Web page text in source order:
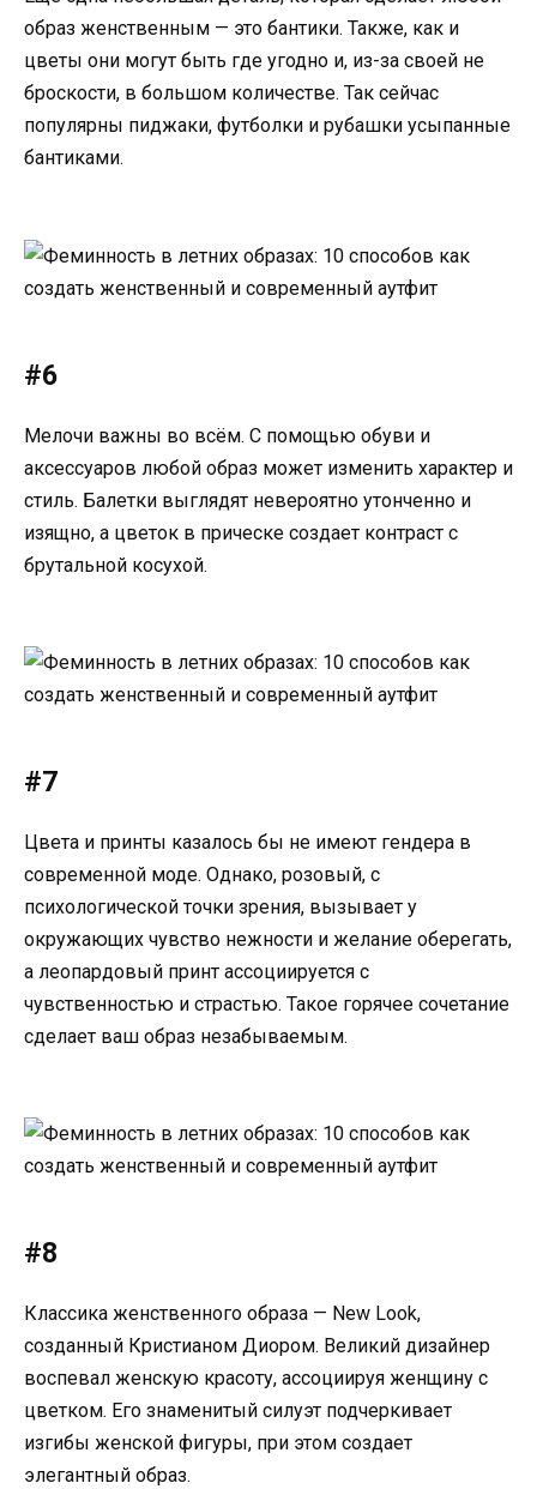
образ женственным — это бантики. Также, как и
цветы они могут быть где угодно и, из-за своей не
броскости, в большом количестве. Так сейчас
популярны пиджаки, футболки и рубашки усыпанные
бантиками.
#6
Мелочи важны во всём. С помощью обуви и
аксессуаров любой образ может изменить характер и
стиль. Балетки выглядят невероятно утонченно и
изящно, а цветок в прическе создает контраст с
брутальной косухой.
#7
Цвета и принты казалось бы не имеют гендера в
современной моде. Однако, розовый, с
психологической точки зрения, вызывает у
окружающих чувство нежности и желание оберегать,
а леопардовый принт ассоциируется с
чувственностью и страстью. Такое горячее сочетание
сделает ваш образ незабываемым.
#8
Классика женственного образа — New Look,
созданный Кристианом Диором. Великий дизайнер
воспевал женскую красоту, ассоциируя женщину с
цветком. Его знаменитый силуэт подчеркивает
изгибы женской фигуры, при этом создает
элегантный образ.